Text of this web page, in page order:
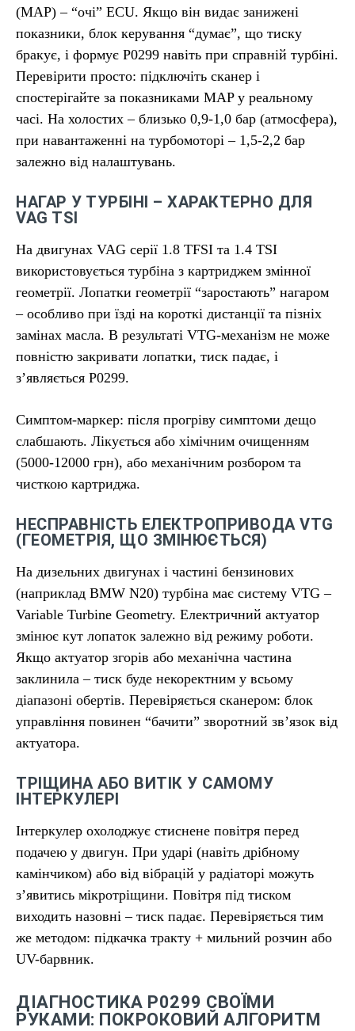
(MAP) – “очі” ECU. Якщо він видає занижені
показники, блок керування “думає”, що тиску
бракує, і формує P0299 навіть при справній турбіні.
Перевірити просто: підключіть сканер і
спостерігайте за показниками MAP у реальному
часі. На холостих – близько 0,9-1,0 бар (атмосфера),
при навантаженні на турбомоторі – 1,5-2,2 бар
залежно від налаштувань.
НАГАР У ТУРБІНІ – ХАРАКТЕРНО ДЛЯ
VAG TSI
На двигунах VAG серії 1.8 TFSI та 1.4 TSI
використовується турбіна з картриджем змінної
геометрії. Лопатки геометрії “заростають” нагаром
– особливо при їзді на короткі дистанції та пізніх
замінах масла. В результаті VTG-механізм не може
повністю закривати лопатки, тиск падає, і
з’являється P0299.
Симптом-маркер: після прогріву симптоми дещо
слабшають. Лікується або хімічним очищенням
(5000-12000 грн), або механічним розбором та
чисткою картриджа.
НЕСПРАВНІСТЬ ЕЛЕКТРОПРИВОДА VTG
(ГЕОМЕТРІЯ, ЩО ЗМІНЮЄТЬСЯ)
На дизельних двигунах і частині бензинових
(наприклад BMW N20) турбіна має систему VTG –
Variable Turbine Geometry. Електричний актуатор
змінює кут лопаток залежно від режиму роботи.
Якщо актуатор згорів або механічна частина
заклинила – тиск буде некоректним у всьому
діапазоні обертів. Перевіряється сканером: блок
управління повинен “бачити” зворотний зв’язок від
актуатора.
ТРІЩИНА АБО ВИТІК У САМОМУ
ІНТЕРКУЛЕРІ
Інтеркулер охолоджує стиснене повітря перед
подачею у двигун. При ударі (навіть дрібному
камінчиком) або від вібрацій у радіаторі можуть
з’явитись мікротріщини. Повітря під тиском
виходить назовні – тиск падає. Перевіряється тим
же методом: підкачка тракту + мильний розчин або
UV-барвник.
ДІАГНОСТИКА P0299 СВОЇМИ
РУКАМИ: ПОКРОКОВИЙ АЛГОРИТМ